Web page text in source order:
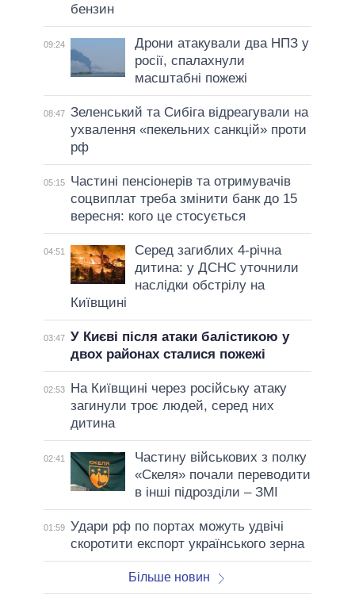
бензин
09:24
Дрони атакували два НПЗ у
росії, спалахнули
масштабні пожежі
08:47 Зеленський та Сибіга відреагували на
ухвалення «пекельних санкцій» проти
рф
05:15
Частині пенсіонерів та отримувачів
соцвиплат треба змінити банк до 15
вересня: кого це стосується
04:51
Серед загиблих 4-річна
дитина: у ДСНС уточнили
наслідки обстрілу на
Київщині
03:47 У Києві після атаки балістикою у
двох районах сталися пожежі
02:53
На Київщині через російську атаку
загинули троє людей, серед них
дитина
02:41
Частину військових з полку
«Скеля» почали переводити
в інші підрозділи – ЗМІ
01:59 Удари рф по портах можуть удвічі
скоротити експорт українського зерна
Більше новин